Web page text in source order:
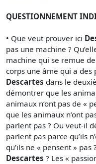
QUESTIONNEMENT
• Que veut prouver ici
pas une machine ?
machine qui se remue
corps une âme qui a des
Descartes dans le
démontrer que les
animaux n’ont pas de «
que les animaux n’ont
parlent pas ? Ou veut-il
parlent pas parce qu’ils
qu’ils ne « pensent »
Descartes ? Les «